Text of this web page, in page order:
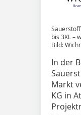
bis 3XL –
Bild:
In der
Markt
KG in